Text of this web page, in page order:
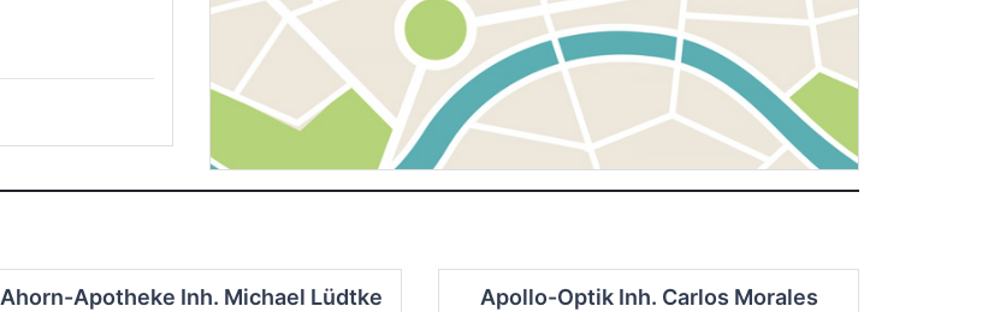
Ahorn-Apotheke Inh. Michael Lüdtke Apollo-Optik Inh. Carlos Morales